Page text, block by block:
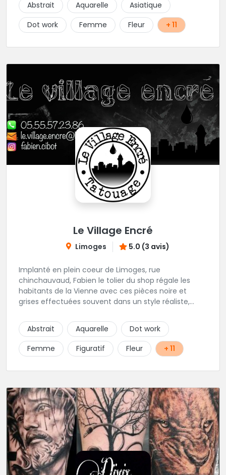
old school, mais également à l'aise dans la
réalisation de pièces de styles différents : Dotwork,
Japonais, Graphique, mandala .. N'hésitez pas à le
Abstrait Aquarelle
Asiatique
Dot work
Femme Fleur + 11
Le Village Encré
Limoges 5.0 (3 avis)
Implanté en plein coeur de Limoges, rue
chinchauvaud, Fabien le tolier du shop régale les
habitants de la Vienne avec ces pièces noire et
grises effectuées souvent dans un style réaliste,
pas cet excellent tatoueur. Le studio a été pensé
pour vous mettre à l'aise dés votre entrée, accueil,
décor, sourire et bien sur, une hygiène irréprochable.
Une très belle adresse dans cette belle ville de
Abstrait Aquarelle
Dot work
Femme
Figuratif Fleur + 11